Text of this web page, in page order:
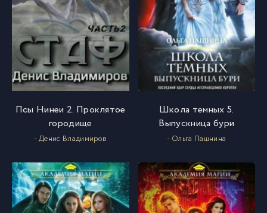
Псы Нинеи 2. Проклятое
городище
- Денис Владимиров
Школа темных 5.
Выпускница бури
- Ольга Пашнина